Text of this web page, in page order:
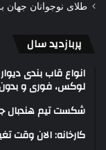
طلای نوجوانان جهان
پربازدید سال
انواع قاب بندی
لوکس، فوری و
شکست تیم هندبال
کارخانه: الان وقت